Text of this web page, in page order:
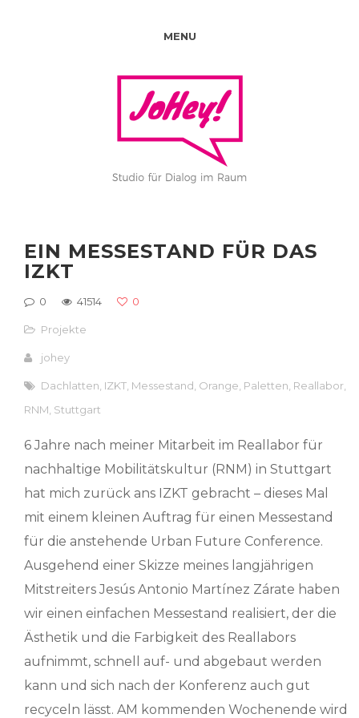
MENU
EIN MESSESTAND FÜR DAS
IZKT
0 41514 0
Projekte
johey
Dachlatten IZKT Messestand Orange Paletten Reallabor
RNM Stuttgart
6 Jahre nach meiner Mitarbeit im Reallabor für
nachhaltige Mobilitätskultur (RNM) in Stuttgart
hat mich zurück ans IZKT gebracht – dieses Mal
mit einem kleinen Auftrag für einen Messestand
für die anstehende Urban Future Conference.
Ausgehend einer Skizze meines langjährigen
Mitstreiters Jesús Antonio Martínez Zárate haben
wir einen einfachen Messestand realisiert, der die
Ästhetik und die Farbigkeit des Reallabors
aufnimmt, schnell auf- und abgebaut werden
kann und sich nach der Konferenz auch gut
recyceln lässt. AM kommenden Wochenende wird